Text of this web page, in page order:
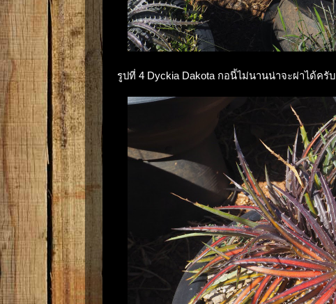
รูปที่ 4 Dyckia Dakota กอนี้ไม่นานน่าจะผ่าได้ครับ